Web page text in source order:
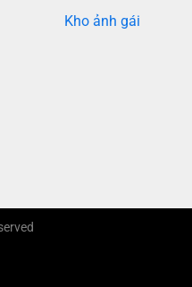
Kho ảnh gái